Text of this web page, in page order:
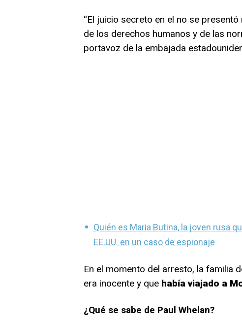
“El juicio secreto en el no se
de los derechos humanos y de las
portavoz de la embajada
Quién es Maria Butina, la joven rusa
EE.UU. en un caso de espionaje
En el momento del arresto, la familia
era inocente y que había viajado a
¿Qué se sabe de Paul Whelan?